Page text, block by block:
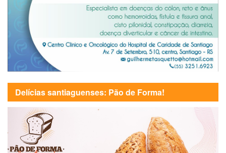
Delícias santiaguenses: Pão de Forma!